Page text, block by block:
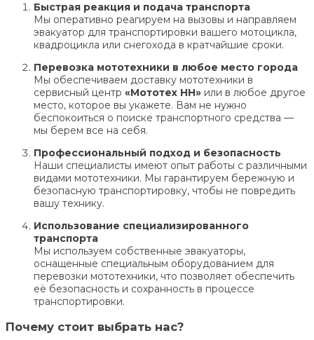
Быстрая реакция и подача транспорта
Мы оперативно реагируем на вызовы и направляем
эвакуатор для транспортировки вашего мотоцикла,
квадроцикла или снегохода в кратчайшие сроки.
Перевозка мототехники в любое место города
Мы обеспечиваем доставку мототехники в
сервисный центр «Мототех НН» или в любое другое
место, которое вы укажете. Вам не нужно
беспокоиться о поиске транспортного средства —
мы берем все на себя.
Профессиональный подход и безопасность
Наши специалисты имеют опыт работы с различными
видами мототехники. Мы гарантируем бережную и
безопасную транспортировку, чтобы не повредить
вашу технику.
Использование специализированного
транспорта
Мы используем собственные эвакуаторы,
оснащенные специальным оборудованием для
перевозки мототехники, что позволяет обеспечить
её безопасность и сохранность в процессе
транспортировки.
Почему стоит выбрать нас?